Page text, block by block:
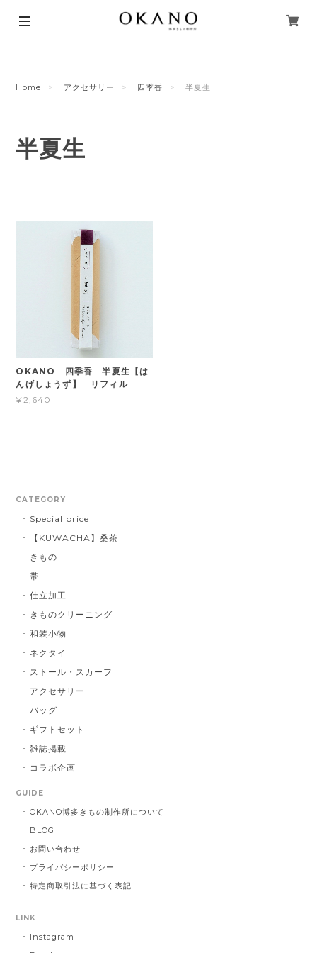
Home アクセサリー 四季香 半夏生
半夏生
OKANO 四季香 半夏生【は
んげしょうず】 リフィル
¥2,640
CATEGORY
Special price
【KUWACHA】桑茶
きもの
帯
仕立加工
きものクリーニング
和装小物
ネクタイ
ストール・スカーフ
アクセサリー
バッグ
ギフトセット
雑誌掲載
コラボ企画
GUIDE
OKANO博多きもの制作所について
BLOG
お問い合わせ
プライバシーポリシー
特定商取引法に基づく表記
LINK
Instagram